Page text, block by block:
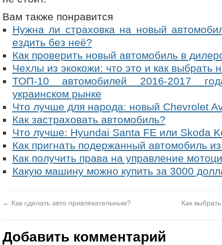
Вам также понравится
Нужна ли страховка на новый
ездить без неё?
Как проверить новый автомобиль в
Чехлы из экокожи: что это и как выбрать
ТОП-10 автомобилей 2016-2017
украинском рынке
Что лучше для народа: новый Chevrolet
Как застраховать автомобиль?
Что лучше: Hyundai Santa FE или Skoda
Как пригнать подержанный автомобиль
Как получить права на управление
Какую машину можно купить за 3000
← Как сделать авто привлекательным? Как
Добавить комментарий